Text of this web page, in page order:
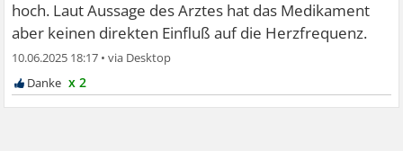
hoch. Laut Aussage des Arztes hat das Medikament
aber keinen direkten Einfluß auf die Herzfrequenz.
10.06.2025 18:17 •
x 2